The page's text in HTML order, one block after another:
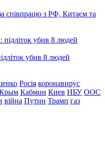
співпрацю з РФ, Китаєм та
убив 8 людей
Росія коронавирус
Кабмин Киев НБУ ООС
війна Путин Трамп газ